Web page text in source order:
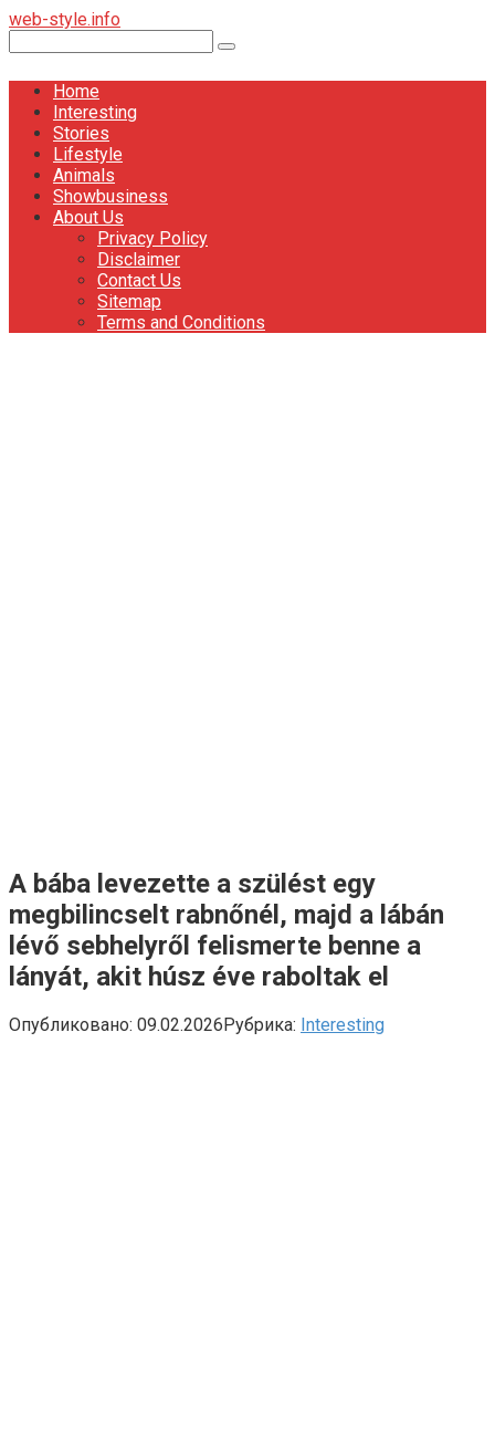
Перейти
контенту
web-style.info
Home
Interesting
Stories
Lifestyle
Animals
Showbusiness
About Us
Privacy Policy
Disclaimer
Contact Us
Sitemap
Terms and Conditions
A bába levezette a szülést egy
megbilincselt rabnőnél, majd a lábán
lévő sebhelyről felismerte benne a
lányát, akit húsz éve raboltak el
Опубликовано: 09.02.2026Рубрика: Interesting